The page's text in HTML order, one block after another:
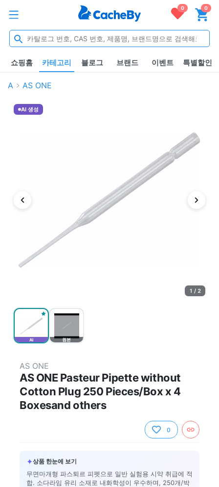
0 0
쇼핑홈 카테고리 블로그 브랜드 이벤트 특별할인
A AS ONE
AI 원본
AI 생성
1 / 2
AS ONE
AS ONE Pasteur Pipette without
Cotton Plug 250 Pieces/Box x 4
Boxesand others
0
✦상품 한눈에 보기
무면마개형 파스퇴르 피펫으로 일반 실험용 시약 취급에 적
합. 소다라임 유리 소재로 내화학성이 우수하며, 250개/박